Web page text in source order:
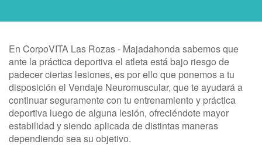
En CorpoVITA Las Rozas - Majadahonda sabemos que
ante la práctica deportiva el atleta está bajo riesgo de
padecer ciertas lesiones, es por ello que ponemos a tu
disposición el Vendaje Neuromuscular, que te ayudará a
continuar seguramente con tu entrenamiento y práctica
deportiva luego de alguna lesión, ofreciéndote mayor
estabilidad y siendo aplicada de distintas maneras
dependiendo sea su objetivo.